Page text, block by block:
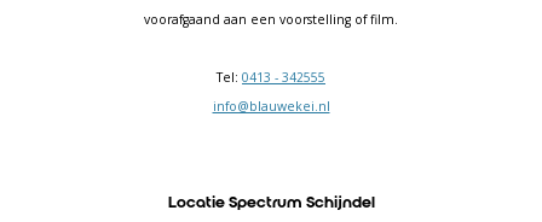
voorafgaand aan een voorstelling of film.
Tel: 0413 - 342555
info@blauwekei.nl
Locatie Spectrum Schijndel